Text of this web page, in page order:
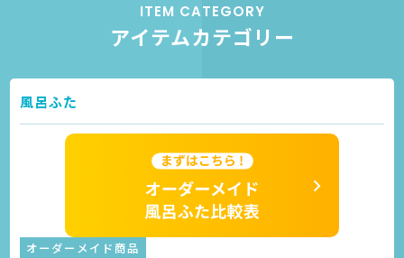
ITEM CATEGORY
アイテムカテゴリー
風呂ふた
オーダーメイド商品